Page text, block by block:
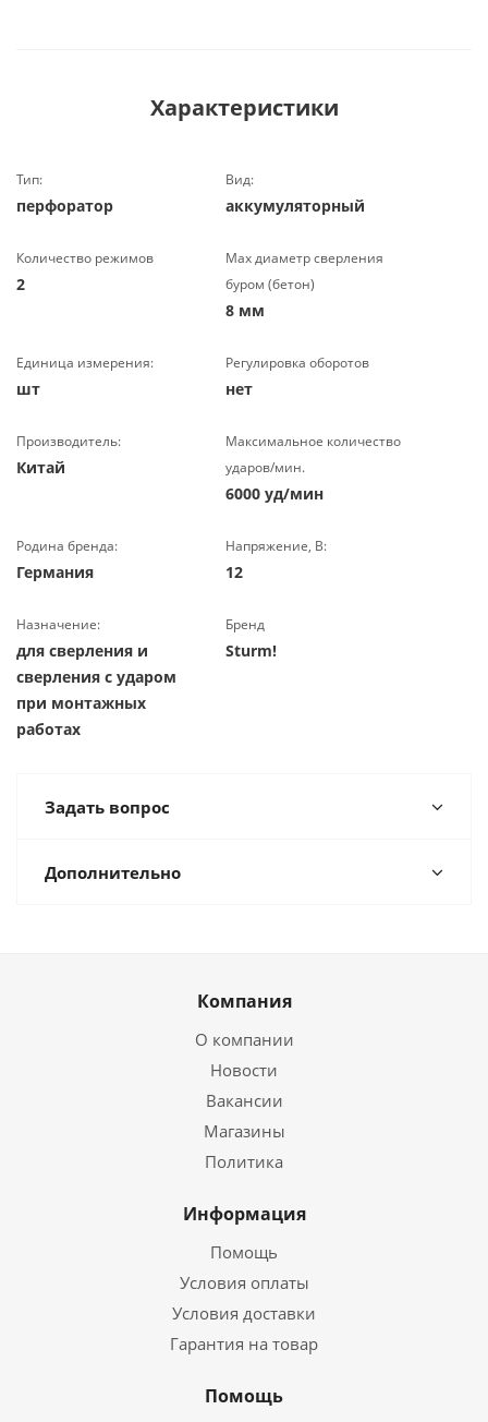
Характеристики
Тип:
перфоратор
Вид:
аккумуляторный
Количество режимов
2
Max диаметр сверления
буром (бетон)
8 мм
Единица измерения:
шт
Регулировка оборотов
нет
Производитель:
Китай
Максимальное количество
ударов/мин.
6000 уд/мин
Родина бренда:
Германия
Напряжение, В:
12
Назначение:
для сверления и
сверления с ударом
при монтажных
работах
Бренд
Sturm!
Задать вопрос
Дополнительно
Компания
О компании
Новости
Вакансии
Магазины
Политика
Информация
Помощь
Условия оплаты
Условия доставки
Гарантия на товар
Помощь